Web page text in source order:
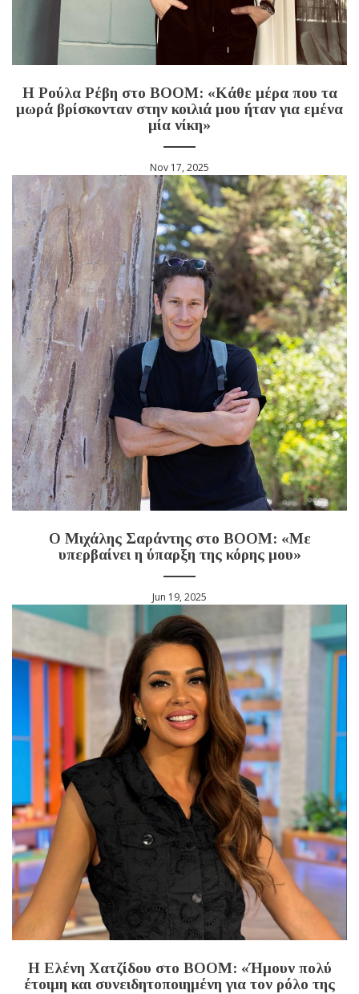
Η Ρούλα Ρέβη στο BOOM: «Κάθε μέρα που τα
μωρά βρίσκονταν στην κοιλιά μου ήταν για εμένα
μία νίκη»
Nov 17, 2025
Ο Μιχάλης Σαράντης στο BOOM: «Με
υπερβαίνει η ύπαρξη της κόρης μου»
Jun 19, 2025
Η Ελένη Χατζίδου στο BOOM: «Ήμουν πολύ
έτοιμη και συνειδητοποιημένη για τον ρόλο της